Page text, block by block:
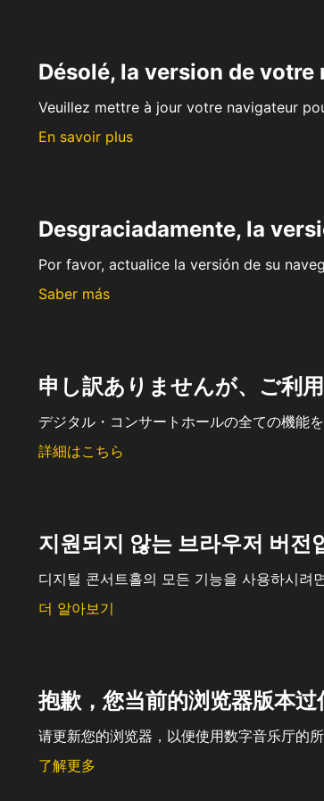
Désolé, la version de votre
Veuillez mettre à jour votre navigateur
En savoir plus
Desgraciadamente, la
Por favor, actualice la versión de su
Saber más
申し訳ありませんが、ご利
デジタル・コンサートホールの全ての機能
詳細はこちら
지원되지 않는 브라우저 버전
디지털 콘서트홀의 모든 기능을 사용하시려
더 알아보기
抱歉，您当前的浏览器版本过
请更新您的浏览器，以便使用数字音乐厅的所
了解更多